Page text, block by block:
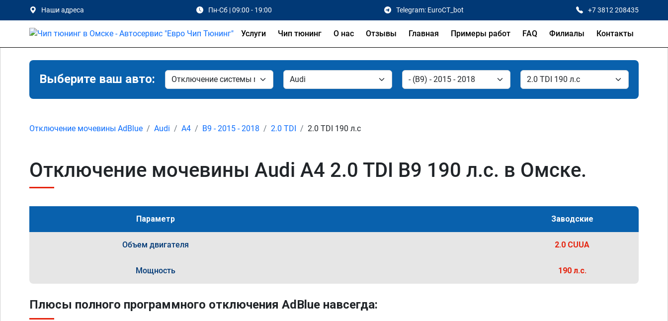
Наши адреса Пн-Сб | 09:00 - 19:00 Telegram: EuroCT_bot +7 3812 208435
Услуги Чип тюнинг О нас Отзывы Главная Примеры работ FAQ Филиалы Контакты
Выберите ваш авто:
Отключение мочевины AdBlue Audi A4 B9 - 2015 - 2018 2.0 TDI 2.0 TDI 190 л.с
Отключение мочевины Audi A4 2.0 TDI B9 190 л.с. в Омске.
Параметр Заводские
Объем двигателя 2.0 CUUA
Мощность 190 л.с.
Плюсы полного программного отключения AdBlue навсегда: